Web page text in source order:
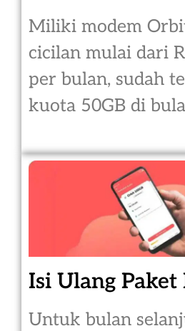
Miliki modem
cicilan mulai dari
per bulan, sudah
kuota 50GB di
Isi Ulang Paket
Untuk bulan